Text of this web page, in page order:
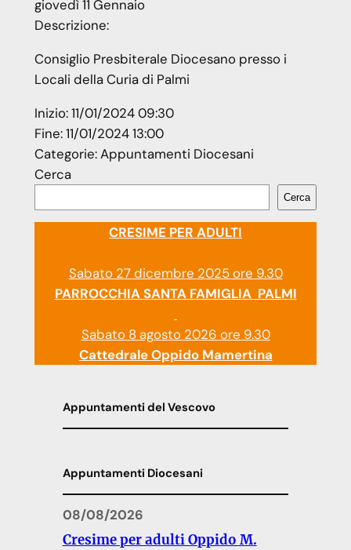
giovedì11 Gennaio
Descrizione:
Consiglio Presbiterale Diocesano presso i
Locali della Curia di Palmi
Inizio:11/01/2024 09:30
Fine:11/01/2024 13:00
Categorie:Appuntamenti Diocesani
Cerca
Cerca
CRESIME PER ADULTI
Sabato 27 dicembre 2025 ore 9.30
PARROCCHIA SANTA FAMIGLIA PALMI
Sabato 8 agosto 2026 ore 9.30
Cattedrale Oppido Mamertina
Appuntamenti del Vescovo
Appuntamenti Diocesani
08/08/2026
Cresime per adulti Oppido M.